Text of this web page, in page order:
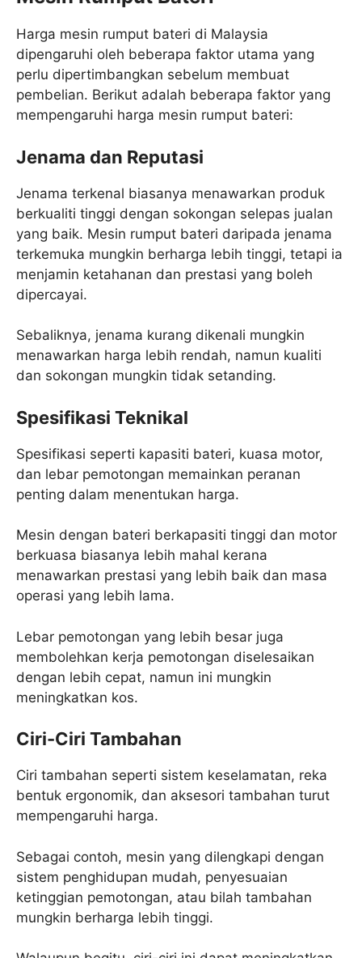
Harga mesin rumput bateri di Malaysia
dipengaruhi oleh beberapa faktor utama yang
perlu dipertimbangkan sebelum membuat
pembelian. Berikut adalah beberapa faktor yang
mempengaruhi harga mesin rumput bateri:
Jenama dan Reputasi
Jenama terkenal biasanya menawarkan produk
berkualiti tinggi dengan sokongan selepas jualan
yang baik. Mesin rumput bateri daripada jenama
terkemuka mungkin berharga lebih tinggi, tetapi ia
menjamin ketahanan dan prestasi yang boleh
dipercayai.
Sebaliknya, jenama kurang dikenali mungkin
menawarkan harga lebih rendah, namun kualiti
dan sokongan mungkin tidak setanding.
Spesifikasi Teknikal
Spesifikasi seperti kapasiti bateri, kuasa motor,
dan lebar pemotongan memainkan peranan
penting dalam menentukan harga.
Mesin dengan bateri berkapasiti tinggi dan motor
berkuasa biasanya lebih mahal kerana
menawarkan prestasi yang lebih baik dan masa
operasi yang lebih lama.
Lebar pemotongan yang lebih besar juga
membolehkan kerja pemotongan diselesaikan
dengan lebih cepat, namun ini mungkin
meningkatkan kos.
Ciri-Ciri Tambahan
Ciri tambahan seperti sistem keselamatan, reka
bentuk ergonomik, dan aksesori tambahan turut
mempengaruhi harga.
Sebagai contoh, mesin yang dilengkapi dengan
sistem penghidupan mudah, penyesuaian
ketinggian pemotongan, atau bilah tambahan
mungkin berharga lebih tinggi.